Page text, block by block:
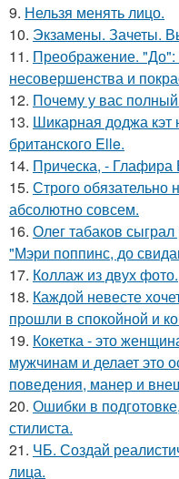
9. Нельзя менять лицо.
10. Экзамены. Зачеты.
11. Преображение. "До":
несовершенства и
12. Почему у вас
13. Шикарная доджа кэт
британского Elle.
14. Прическа, - Глафира
15. Строго
абсолютно совсем.
16. Олег табаков
"Мэри поппинс, до
17. Коллаж из двух фото.
18. Каждой невесте
прошли в спокойной и
19. Кокетка - это
мужчинам и делает это
поведения, манер и
20. Ошибки в
стилиста.
21. ЧБ. Создай
лица.